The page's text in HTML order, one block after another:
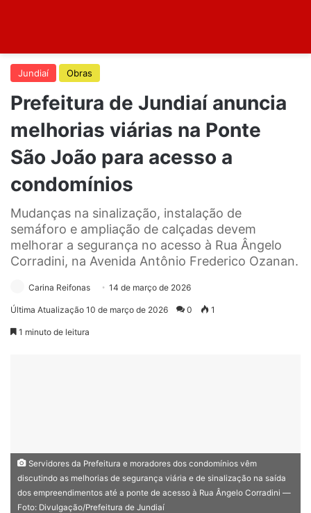
Jundiaí Obras
Prefeitura de Jundiaí anuncia
melhorias viárias na Ponte
São João para acesso a
condomínios
Mudanças na sinalização, instalação de
semáforo e ampliação de calçadas devem
melhorar a segurança no acesso à Rua Ângelo
Corradini, na Avenida Antônio Frederico Ozanan.
Carina Reifonas 14 de março de 2026
Última Atualização 10 de março de 2026 0 1
1 minuto de leitura
Servidores da Prefeitura e moradores dos condomínios vêm
discutindo as melhorias de segurança viária e de sinalização na saída
dos empreendimentos até a ponte de acesso à Rua Ângelo Corradini —
Foto: Divulgação/Prefeitura de Jundiaí